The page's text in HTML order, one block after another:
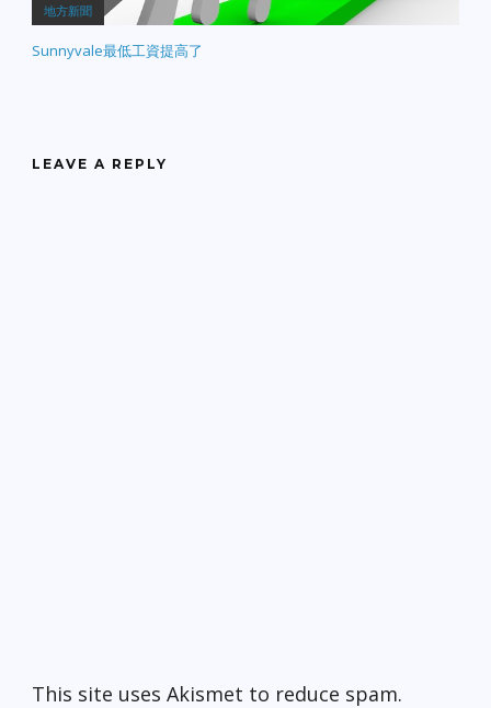
地方新聞
Sunnyvale最低工資提高了
LEAVE A REPLY
This site uses Akismet to reduce spam.